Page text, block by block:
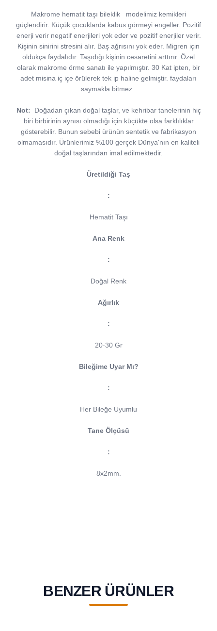
Makrome hematit taşı bileklik
modelimiz kemikleri
güçlendirir. Küçük çocuklarda kabus görmeyi engeller. Pozitif
enerji verir negatif enerjileri yok eder ve pozitif enerjiler verir.
Kişinin sinirini stresini alır. Baş ağrısını yok eder. Migren için
oldukça faydalıdır. Taşıdığı kişinin cesaretini arttırır. Özel
olarak makrome örme sanatı ile yapılmıştır. 30 Kat ipten, bir
adet misina iç içe örülerek tek ip haline gelmiştir. faydaları
saymakla bitmez.
Not:
Doğadan çıkan doğal taşlar, ve kehribar tanelerinin hiç
biri birbirinin aynısı olmadığı için küçükte olsa farklılıklar
gösterebilir. Bunun sebebi ürünün sentetik ve fabrikasyon
olmamasıdır. Ürünlerimiz %100 gerçek Dünya'nın en kaliteli
doğal taşlarından imal edilmektedir.
Üretildiği Taş
:
Hematit Taşı
Ana Renk
:
Doğal Renk
Ağırlık
:
20-30 Gr
Bileğime Uyar Mı?
:
Her Bileğe Uyumlu
Tane Ölçüsü
:
8x2mm.
BENZER ÜRÜNLER